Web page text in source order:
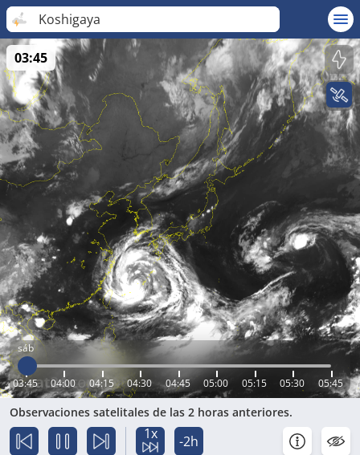
Koshigaya
sáb
03:45 04:00 04:15 04:30 04:45 05:00 05:15 05:30 05:45
03:45
Observaciones satelitales de las 2 horas anteriores.
1x -2h